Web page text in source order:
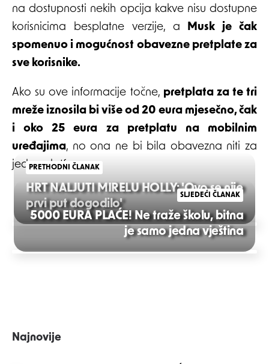
na dostupnosti nekih opcija kakve nisu dostupne
korisnicima besplatne verzije, a Musk je čak
spomenuo i mogućnost obavezne pretplate za
sve korisnike.
Ako su ove informacije točne, pretplata za te tri
mreže iznosila bi više od 20 eura mjesečno, čak
i oko 25 eura za pretplatu na mobilnim
uređajima, no ona ne bi bila obavezna niti za
jednu platformu.
Post
navigation
PRETHODNI ČLANAK
HRT NALJUTI MIRELU HOLLY: 'Ovo se nije
prvi put dogodilo'
SLJEDEĆI ČLANAK
5000 EURA PLAĆE! Ne traže školu, bitna
je samo jedna vještina
Najnovije